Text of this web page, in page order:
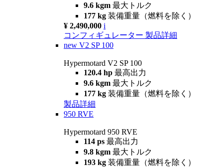
9.6 kgm 最大トルク
177 kg 装備重量（燃料を除く）
¥ 2,490,000 i
コンフィギュレーター 製品詳細
new V2 SP 100
Hypermotard V2 SP 100
120.4 hp 最高出力
9.6 kgm 最大トルク
177 kg 装備重量（燃料を除く）
製品詳細
950 RVE
Hypermotard 950 RVE
114 ps 最高出力
9.8 kgm 最大トルク
193 kg 装備重量（燃料を除く）